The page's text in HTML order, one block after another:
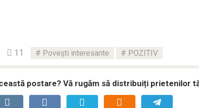
11 Povești interesante POZITIV
postare? Vă rugăm să distribuiți prietenilor